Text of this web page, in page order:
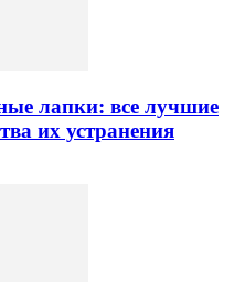
лапки: все лучшие
их устранения